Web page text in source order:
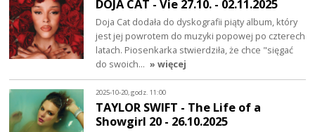
DOJA CAT - Vie 27.10. - 02.11.2025
Doja Cat dodała do dyskografii piąty album, który
jest jej powrotem do muzyki popowej po czterech
latach. Piosenkarka stwierdziła, że chce "sięgać
do swoich… » więcej
2025-10-20, godz. 11:00
TAYLOR SWIFT - The Life of a
Showgirl 20 - 26.10.2025